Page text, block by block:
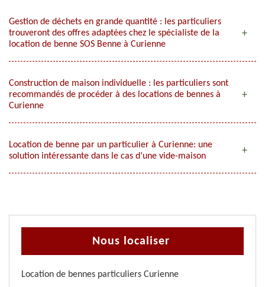
Gestion de déchets en grande quantité : les particuliers
trouveront des offres adaptées chez le spécialiste de la
location de benne SOS Benne à Curienne
Construction de maison individuelle : les particuliers sont
recommandés de procéder à des locations de bennes à
Curienne
Location de benne par un particulier à Curienne: une
solution intéressante dans le cas d’une vide-maison
Nous localiser
Location de bennes particuliers Curienne